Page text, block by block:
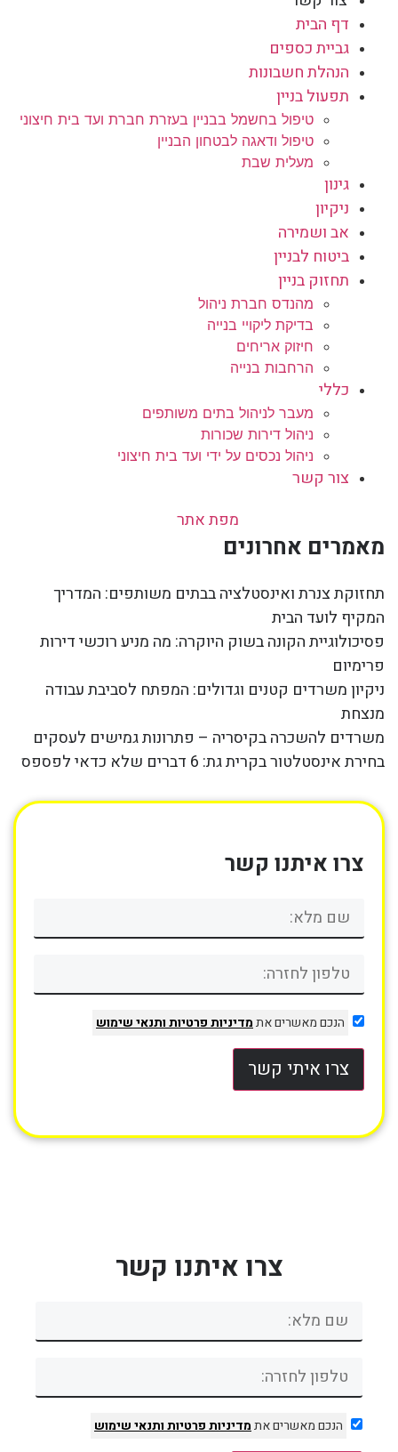
דף הבית
גביית כספים
הנהלת חשבונות
תפעול בניין
טיפול בחשמל בבניין בעזרת חברת ועד בית חיצוני
טיפול ודאגה לבטחון הבניין
מעלית שבת
גינון
ניקיון
אב ושמירה
ביטוח לבניין
תחזוק בניין
מהנדס חברת ניהול
בדיקת ליקויי בנייה
חיזוק אריחים
הרחבות בנייה
כללי
מעבר לניהול בתים משותפים
ניהול דירות שכורות
ניהול נכסים על ידי ועד בית חיצוני
צור קשר
מפת אתר
מאמרים אחרונים
תחזוקת צנרת ואינסטלציה בבתים משותפים: המדריך
המקיף לועד הבית
פסיכולוגיית הקונה בשוק היוקרה: מה מניע רוכשי דירות
פרימיום
ניקיון משרדים קטנים וגדולים: המפתח לסביבת עבודה
מנצחת
משרדים להשכרה בקיסריה – פתרונות גמישים לעסקים
בחירת אינסטלטור בקרית גת: 6 דברים שלא כדאי לפספס
צרו איתנו קשר
הנכם מאשרים אתמדיניות פרטיותותנאי שימוש
צרו איתי קשר
צרו איתנו קשר
הנכם מאשרים אתמדיניות פרטיותותנאי שימוש